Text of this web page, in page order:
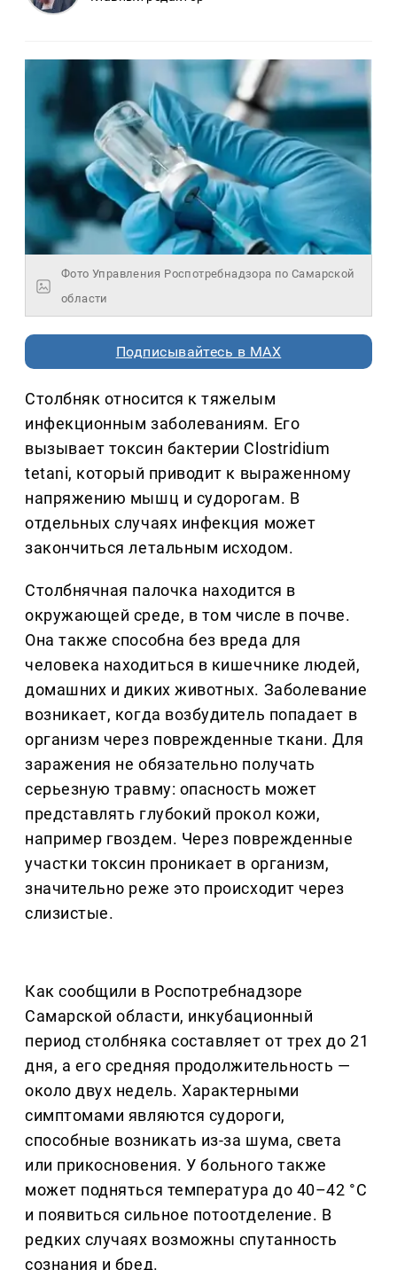
Фото Управления Роспотребнадзора по Самарской
области
Подписывайтесь в MAX
Столбняк относится к тяжелым
инфекционным заболеваниям. Его
вызывает токсин бактерии Clostridium
tetani, который приводит к выраженному
напряжению мышц и судорогам. В
отдельных случаях инфекция может
закончиться летальным исходом.
Столбнячная палочка находится в
окружающей среде, в том числе в почве.
Она также способна без вреда для
человека находиться в кишечнике людей,
домашних и диких животных. Заболевание
возникает, когда возбудитель попадает в
организм через поврежденные ткани. Для
заражения не обязательно получать
серьезную травму: опасность может
представлять глубокий прокол кожи,
например гвоздем. Через поврежденные
участки токсин проникает в организм,
значительно реже это происходит через
слизистые.
Как сообщили в Роспотребнадзоре
Самарской области, инкубационный
период столбняка составляет от трех до 21
дня, а его средняя продолжительность —
около двух недель. Характерными
симптомами являются судороги,
способные возникать из-за шума, света
или прикосновения. У больного также
может подняться температура до 40–42 °С
и появиться сильное потоотделение. В
редких случаях возможны спутанность
сознания и бред.